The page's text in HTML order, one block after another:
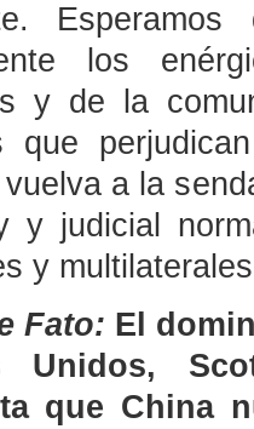
los
y de la
que
a la
y judicial
y
Fato: El
Unidos,
que China